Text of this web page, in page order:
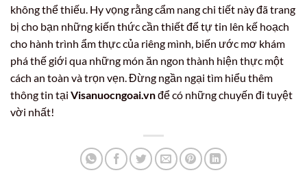
không thể thiếu. Hy vọng rằng cẩm nang chi tiết này đã trang
bị cho bạn những kiến thức cần thiết để tự tin lên kế hoạch
cho hành trình ẩm thực của riêng mình, biến ước mơ khám
phá thế giới qua những món ăn ngon thành hiện thực một
cách an toàn và trọn vẹn. Đừng ngần ngại tìm hiểu thêm
thông tin tại Visanuocngoai.vnđể có những chuyến đi tuyệt
vời nhất!